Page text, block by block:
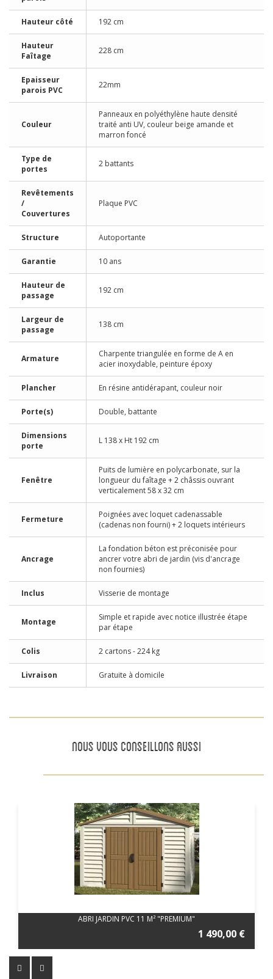
Hauteur côté 192 cm
Hauteur
Faîtage
228 cm
Epaisseur
parois PVC
22mm
Couleur
Panneaux en polyéthylène haute densité
traité anti UV, couleur beige amande et
marron foncé
Type de
portes
2 battants
Revêtements
/
Couvertures
Plaque PVC
Structure Autoportante
Garantie 10 ans
Hauteur de
passage
192 cm
Largeur de
passage
138 cm
Armature
Charpente triangulée en forme de A en
acier inoxydable, peinture époxy
Plancher En résine antidérapant, couleur noir
Porte(s) Double, battante
Dimensions
porte
L 138 x Ht 192 cm
Fenêtre
Puits de lumière en polycarbonate, sur la
longueur du faîtage + 2 châssis ouvrant
verticalement 58 x 32 cm
Fermeture
Poignées avec loquet cadenassable
(cadenas non fourni) + 2 loquets intérieurs
Ancrage
La fondation béton est préconisée pour
ancrer votre abri de jardin (vis d'ancrage
non fournies)
Inclus Visserie de montage
Montage
Simple et rapide avec notice illustrée étape
par étape
Colis 2 cartons - 224 kg
Livraison Gratuite à domicile
NOUS VOUS CONSEILLONS AUSSI
ABRI JARDIN PVC 11 M² "PREMIUM"
1 490,00 €